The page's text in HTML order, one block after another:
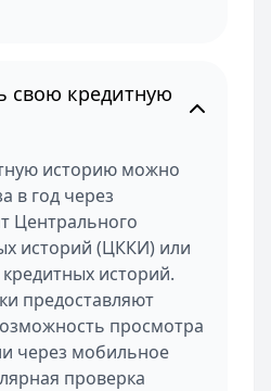
свою кредитную
историю можно
в год через
Центрального
историй (ЦККИ) или
историй.
предоставляют
просмотра
через мобильное
проверка